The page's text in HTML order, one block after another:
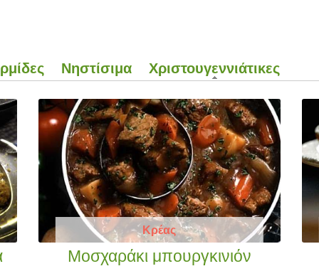
Νηστίσιμα Χριστουγεννιάτικες
Κρέας
Μοσχαράκι μπουργκινιόν